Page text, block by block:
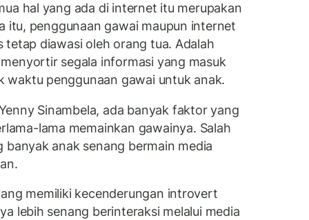
hal yang ada di internet itu merupakan
itu, penggunaan gawai maupun internet
tetap diawasi oleh orang tua. Adalah
segala informasi yang masuk
waktu penggunaan gawai untuk anak.
Sinambela, ada banyak faktor yang
lama memainkan gawainya. Salah
anak senang bermain media
memiliki kecenderungan introvert
lebih senang berinteraksi melalui media